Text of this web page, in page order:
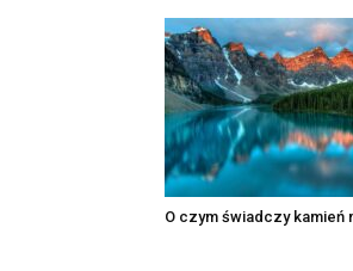
O czym świadczy kamień